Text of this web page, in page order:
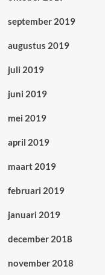
september 2019
augustus 2019
juli 2019
juni 2019
mei 2019
april 2019
maart 2019
februari 2019
januari 2019
december 2018
november 2018